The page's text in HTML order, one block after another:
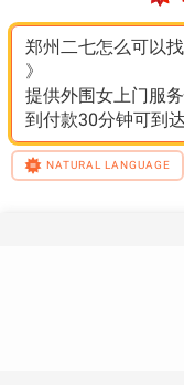
郑州二七怎么可以
》
提供外围女上门服
到付款30分钟可到达
NATURAL LANGUAGE